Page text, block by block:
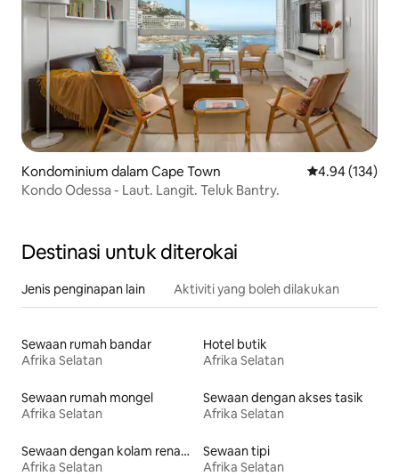
Kondominium dalam Cape Town Penarafan
4.94 (134)
Kondo Odessa - Laut. Langit. Teluk Bantry.
Destinasi untuk diterokai
Jenis penginapan lain Aktiviti yang boleh dilakukan
Sewaan rumah bandar
Afrika Selatan
Hotel butik
Afrika Selatan
Sewaan rumah mongel
Afrika Selatan
Sewaan dengan akses tasik
Afrika Selatan
Sewaan dengan kolam renang
Afrika Selatan
Sewaan tipi
Afrika Selatan